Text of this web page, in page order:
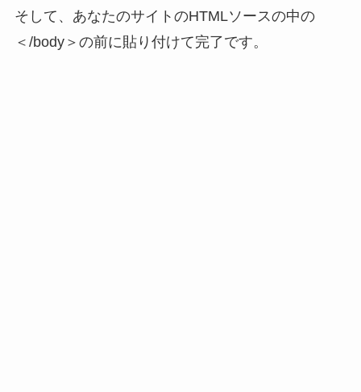
そして、あなたのサイトのHTMLソースの中の
＜/body＞の前に貼り付けて完了です。